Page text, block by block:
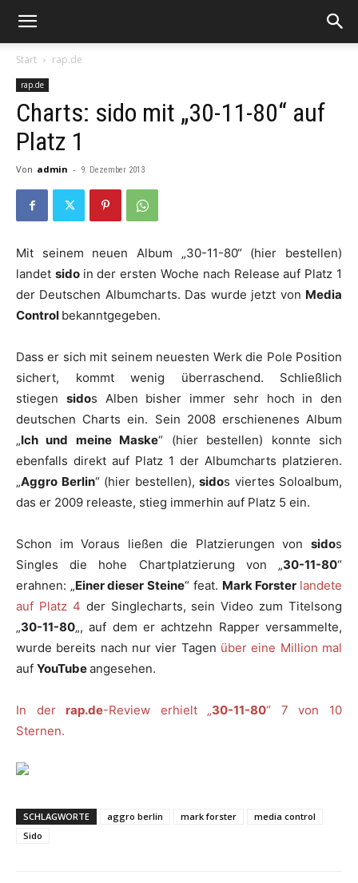
Start rap.de
rap.de
Charts: sido mit „30-11-80“ auf
Platz 1
Von admin - 9. Dezember 2013
Mit seinem neuen Album „30-11-80“ (hier bestellen)
landet sido in der ersten Woche nach Release auf Platz 1
der Deutschen Albumcharts. Das wurde jetzt von Media
Control bekanntgegeben.
Dass er sich mit seinem neuesten Werk die Pole Position
sichert, kommt wenig überraschend. Schließlich
stiegen sidos Alben bisher immer sehr hoch in den
deutschen Charts ein. Sein 2008 erschienenes Album
„Ich und meine Maske“ (hier bestellen) konnte sich
ebenfalls direkt auf Platz 1 der Albumcharts platzieren.
„Aggro Berlin“ (hier bestellen), sidos viertes Soloalbum,
das er 2009 releaste, stieg immerhin auf Platz 5 ein.
Schon im Voraus ließen die Platzierungen von sidos
Singles die hohe Chartplatzierung von „30-11-80“
erahnen: „Einer dieser Steine“ feat. Mark Forster landete
auf Platz 4 der Singlecharts, sein Video zum Titelsong
„30-11-80„, auf dem er achtzehn Rapper versammelte,
wurde bereits nach nur vier Tagen über eine Million mal
auf YouTubeangesehen.
In der rap.de-Review erhielt „30-11-80“ 7 von 10
Sternen.
SCHLAGWORTE aggro berlin mark forster
media control
Sido